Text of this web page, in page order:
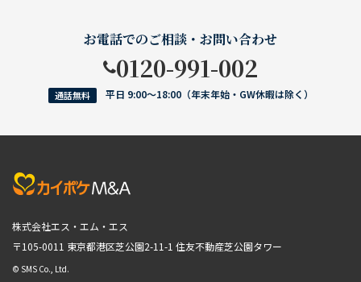
お電話でのご相談・お問い合わせ
0120-991-002
通話無料 平日 9:00〜18:00（年末年始・GW休暇は除く）
株式会社エス・エム・エス
〒105-0011 東京都港区芝公園2-11-1 住友不動産芝公園タワー
© SMS Co., Ltd.